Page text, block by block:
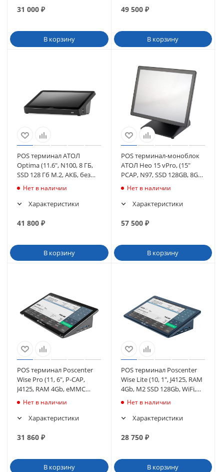
31 000 ₽
В корзину
49 500₽
В корзину
POS терминал АТОЛ
Optima (11.6", N100, 8 ГБ,
SSD 128 Гб M.2, АКБ, без
ОС), WiFi. V8 (64795)
Нет в наличии
Характеристики
41 800 ₽
В корзину
POS терминал-моноблок
АТОЛ Нео 15 vPro, (15"
PCAP, N97, SSD 128GB, 8GB)
WiFi, без MSR, с ОС (65226)
Нет в наличии
Характеристики
57 500₽
В корзину
POS терминал Poscenter
Wise Pro (11, 6", P-CAP,
J4125, RAM 4Gb, eMMC
64Gb, WiFi, BT) без ОС
Нет в наличии
Характеристики
31 860 ₽
В корзину
POS терминал Poscenter
Wise Lite (10, 1", J4125, RAM
4Gb, M2 SSD 128Gb, WiFi,
BT) без ОС (4824)
Нет в наличии
Характеристики
28 750₽
В корзину